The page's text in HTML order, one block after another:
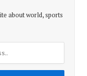
about world, sports